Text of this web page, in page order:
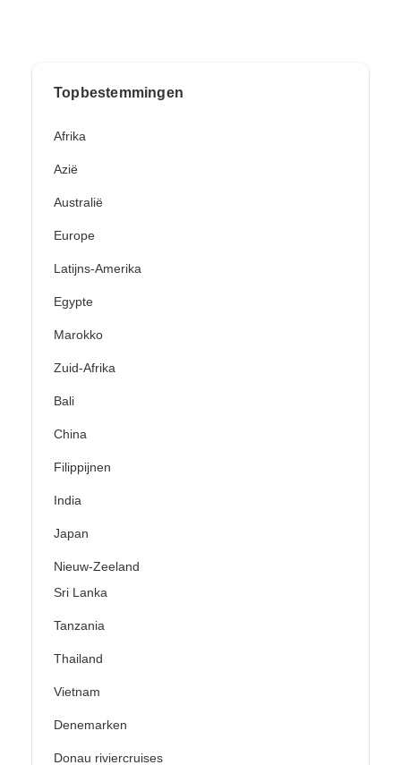
Topbestemmingen
Afrika
Azië
Australië
Europe
Latijns-Amerika
Egypte
Marokko
Zuid-Afrika
Bali
China
Filippijnen
India
Japan
Nieuw-Zeeland
Sri Lanka
Tanzania
Thailand
Vietnam
Denemarken
Donau riviercruises